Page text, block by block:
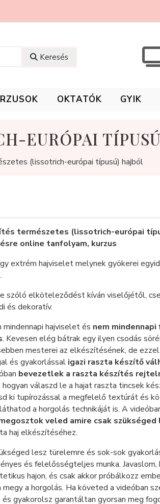
Keresés
OKTATÓK GYIK
EURÓPAI
(lissotrich-európai típusú) hajból
természetes (lissotrich-európai
online tanfolyam, kurzus
extrém hajviselet melynek gyökerei
szóló elköteleződést kíván viselőjétől,
és dekoratív.
mindennapi hajviselet és nem
. Kevesen elég bátrak egy ilyen csodás
mesterei az elkészítésének, de
és gyakorlással igazi raszta készítő
bevezetlek a raszta készítés
válaszd le a hajat raszta tincsek
ki tupírozással a megfelelő textúrát és
a horgolás technikáját is. A
veled amire csak
haj elkészítéséhez.
lesz türelemre és sok-sok
és felelősségteljes munka.
hajon, és csak akkor próbálkozz
megy a horgolás. Ha követed a videóban
gyakorolsz garantáltan gyorsan meg